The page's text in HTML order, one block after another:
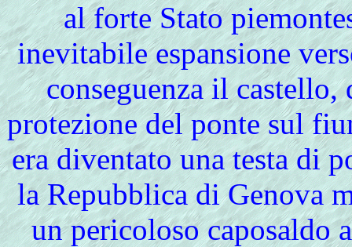
al forte Stato
inevitabile espansione
conseguenza il
protezione del ponte sul
era diventato una testa di
la Repubblica di Genova
un pericoloso caposaldo